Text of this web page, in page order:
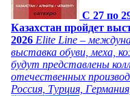
C 27 по
Казахстан пройдет
2026 Elite Line –
выставка обуви, меха,
будут представлены
отечественных
Россия, Турция,